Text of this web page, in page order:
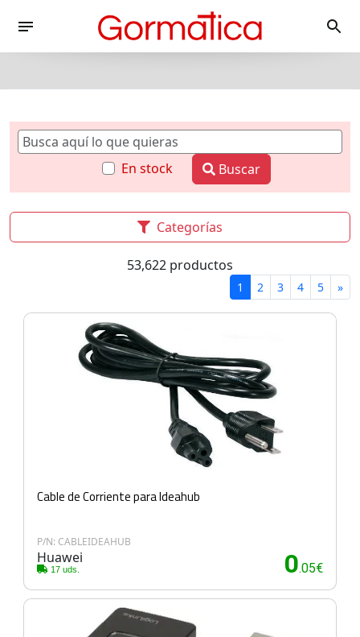
En stock Buscar
Categorías
53,622 productos
1 2 3 4 5 »
Cable de Corriente para Ideahub
P/N: CABLEIDEAHUB
Huawei
17 uds. 0.05€